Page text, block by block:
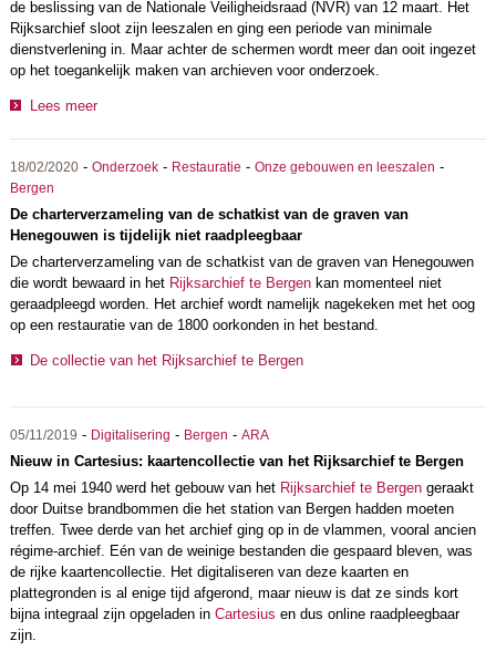
de beslissing van de Nationale Veiligheidsraad (NVR) van 12 maart. Het
Rijksarchief sloot zijn leeszalen en ging een periode van minimale
dienstverlening in. Maar achter de schermen wordt meer dan ooit ingezet
op het toegankelijk maken van archieven voor onderzoek.
Lees meer
18/02/2020- Onderzoek- Restauratie - Onze gebouwen en leeszalen -
Bergen
De charterverzameling van de schatkist van de graven van
Henegouwen is tijdelijk niet raadpleegbaar
De charterverzameling van de schatkist van de graven van Henegouwen
die wordt bewaard in het Rijksarchief te Bergenkan momenteel niet
geraadpleegd worden. Het archief wordt namelijk nagekeken met het oog
op een restauratie van de 1800 oorkonden in het bestand.
De collectie van het Rijksarchief te Bergen
05/11/2019 - Digitalisering - Bergen - ARA
Nieuw in Cartesius: kaartencollectie van het Rijksarchief te Bergen
Op 14 mei 1940 werd het gebouw van het Rijksarchief te Bergengeraakt
door Duitse brandbommen die het station van Bergen hadden moeten
treffen. Twee derde van het archief ging op in de vlammen, vooral ancien
régime-archief. Eén van de weinige bestanden die gespaard bleven, was
de rijke kaartencollectie. Het digitaliseren van deze kaarten en
plattegronden is al enige tijd afgerond, maar nieuw is dat ze sinds kort
bijna integraal zijn opgeladen in Cartesius en dus online raadpleegbaar
zijn.